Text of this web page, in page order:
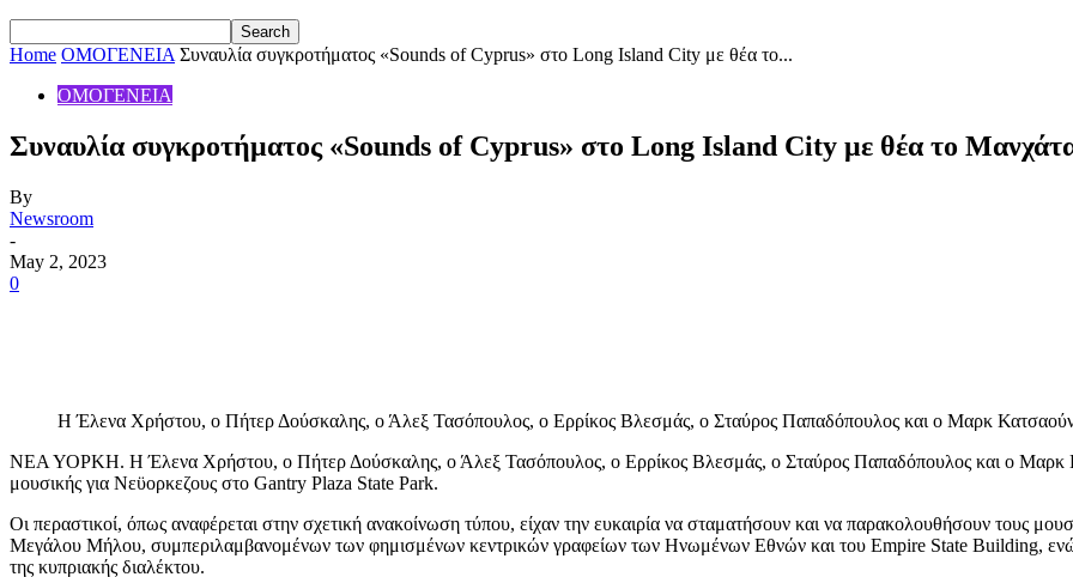
Home ΟΜΟΓΕΝΕΙΑ Συναυλία συγκροτήματος «Sounds of Cyprus» στο Long Island City με θέα το...
ΟΜΟΓΕΝΕΙΑ
Συναυλία συγκροτήματος «Sounds of Cyprus» στο Long Island City με θέα το
By
Newsroom
-
May 2, 2023
0
Η Έλενα Χρήστου, ο Πήτερ Δούσκαλης, ο Άλεξ Τασόπουλος, ο Ερρίκος Βλεσμάς, ο Σταύρος Παπαδόπουλος και ο Μαρκ
ΝΕΑ ΥΟΡΚΗ. Η Έλενα Χρήστου, ο Πήτερ Δούσκαλης, ο Άλεξ Τασόπουλος, ο Ερρίκος Βλεσμάς, ο Σταύρος Παπαδόπουλος και ο Μαρκ
μουσικής για Νεϋορκεζους στο Gantry Plaza State Park.
Οι περαστικοί, όπως αναφέρεται στην σχετική ανακοίνωση τύπου, είχαν την ευκαιρία να σταματήσουν και να παρακολουθήσουν τους
Μεγάλου Μήλου, συμπεριλαμβανομένων των φημισμένων κεντρικών γραφείων των Ηνωμένων Εθνών και του Empire State Building, ενώ
της κυπριακής διαλέκτου.